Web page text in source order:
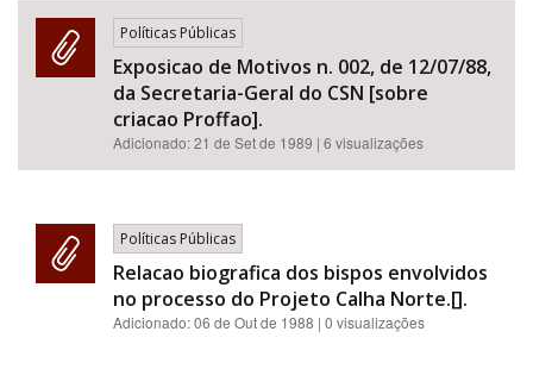
Tema
Área Protegida
Políticas Públicas
Exposicao de Motivos n. 002, de 12/07/88,
da Secretaria-Geral do CSN [sobre
criacao Proffao].
Adicionado:21 de Set de 1989 | 6 visualizações
Políticas Públicas
Relacao biografica dos bispos envolvidos
no processo do Projeto Calha Norte.[].
Adicionado:06 de Out de 1988 | 0 visualizações